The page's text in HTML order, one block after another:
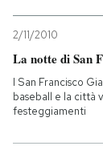
2/11/2010
La notte di San
I San Francisco
baseball e la città
festeggiamenti